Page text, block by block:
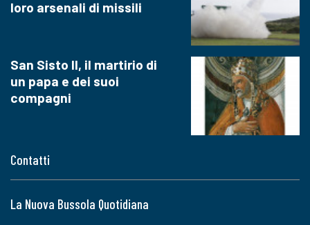
Contatti
La Nuova Bussola Quotidiana
loro arsenali di missili
San Sisto II, il martirio di
un papa e dei suoi
compagni